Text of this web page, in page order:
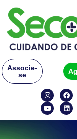
Associe-
se